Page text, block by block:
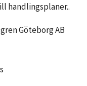
handlingsplaner..
Göteborg AB